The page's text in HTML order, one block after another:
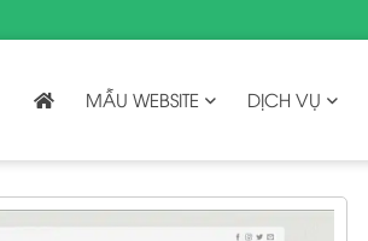
MẪU WEBSITE DỊCH VỤ